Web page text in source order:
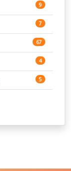
14
15
219
11
159
9
7
67
4
5